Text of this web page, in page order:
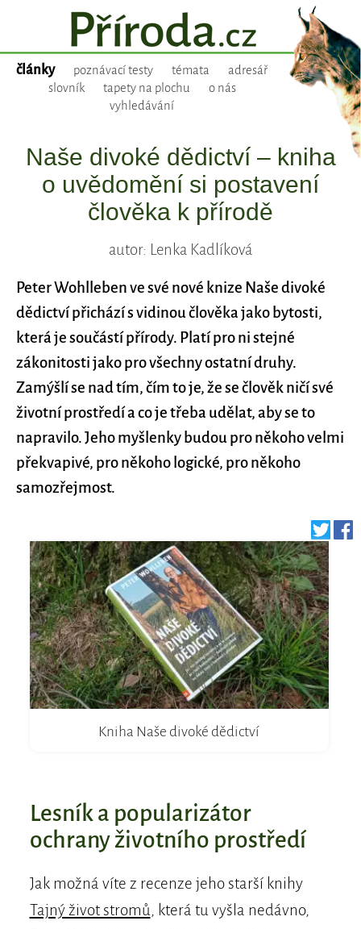
články poznávací testy témata
adresář
slovník
tapety na plochu
o nás
vyhledávání
Naše divoké dědictví – kniha
o uvědomění si postavení
člověka k přírodě
autor: Lenka Kadlíková
Peter Wohlleben ve své nové knize Naše divoké
dědictví přichází s vidinou člověka jako bytosti,
která je součástí přírody. Platí pro ni stejné
zákonitosti jako pro všechny ostatní druhy.
Zamýšlí se nad tím, čím to je, že se člověk ničí své
životní prostředí a co je třeba udělat, aby se to
napravilo. Jeho myšlenky budou pro někoho velmi
překvapivé, pro někoho logické, pro někoho
samozřejmost.
Kniha Naše divoké dědictví
Lesník a popularizátor
ochrany životního prostředí
Jak možná víte z recenze jeho starší knihy
Tajný život stromů, která tu vyšla nedávno,